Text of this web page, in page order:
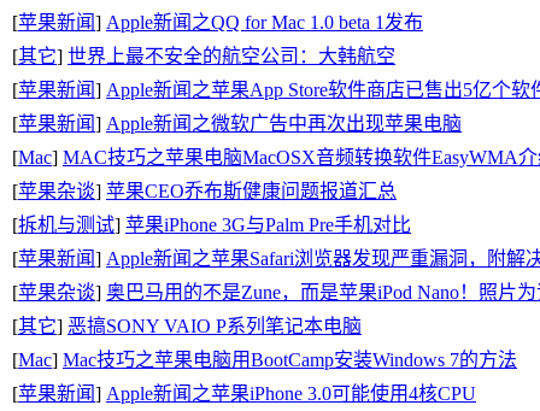
[苹果新闻] Apple新闻之QQ for Mac 1.0 beta 1发布
[其它] 世界上最不安全的航空公司：大韩航空
[苹果新闻] Apple新闻之苹果App Store软件商店已售出5亿个软
[苹果新闻] Apple新闻之微软广告中再次出现苹果电脑
[Mac] MAC技巧之苹果电脑MacOSX音频转换软件EasyWMA
[苹果杂谈] 苹果CEO乔布斯健康问题报道汇总
[拆机与测试] 苹果iPhone 3G与Palm Pre手机对比
[苹果新闻] Apple新闻之苹果Safari浏览器发现严重漏洞，附解
[苹果杂谈] 奥巴马用的不是Zune，而是苹果iPod Nano！照片
[其它] 恶搞SONY VAIO P系列笔记本电脑
[Mac] Mac技巧之苹果电脑用BootCamp安装Windows 7的方法
[苹果新闻] Apple新闻之苹果iPhone 3.0可能使用4核CPU